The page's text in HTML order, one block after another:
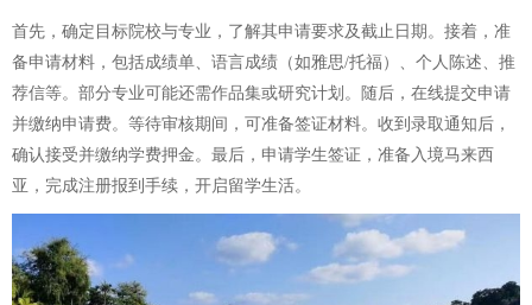
首先，确定目标院校与专业，了解其申请要求及截止日期。接着，准
备申请材料，包括成绩单、语言成绩（如雅思/托福）、个人陈述、推
荐信等。部分专业可能还需作品集或研究计划。随后，在线提交申请
并缴纳申请费。等待审核期间，可准备签证材料。收到录取通知后，
确认接受并缴纳学费押金。最后，申请学生签证，准备入境马来西
亚，完成注册报到手续，开启留学生活。